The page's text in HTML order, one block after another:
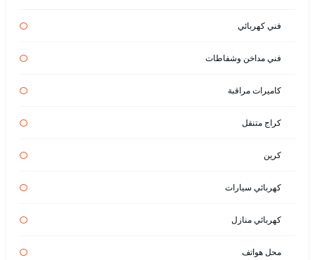
فني كهربائي
فني مداخن وشفاطات
كاميرات مراقبة
كراج متنقل
كرين
كهربائي سيارات
كهربائي منازل
محل هواتف